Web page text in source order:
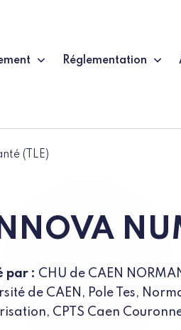
Réglementation
(TLE)
par : CHU de CAEN
de CAEN, Pole Tes,
CPTS Caen